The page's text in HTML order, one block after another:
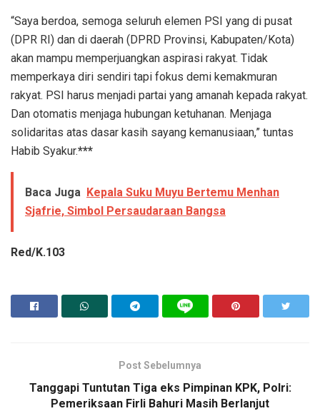
“Saya berdoa, semoga seluruh elemen PSI yang di pusat
(DPR RI) dan di daerah (DPRD Provinsi, Kabupaten/Kota)
akan mampu memperjuangkan aspirasi rakyat. Tidak
memperkaya diri sendiri tapi fokus demi kemakmuran
rakyat. PSI harus menjadi partai yang amanah kepada rakyat.
Dan otomatis menjaga hubungan ketuhanan. Menjaga
solidaritas atas dasar kasih sayang kemanusiaan,” tuntas
Habib Syakur.***
Baca Juga Kepala Suku Muyu Bertemu Menhan
Sjafrie, Simbol Persaudaraan Bangsa
Red/K.103
Post Sebelumnya
Tanggapi Tuntutan Tiga eks Pimpinan KPK, Polri:
Pemeriksaan Firli Bahuri Masih Berlanjut